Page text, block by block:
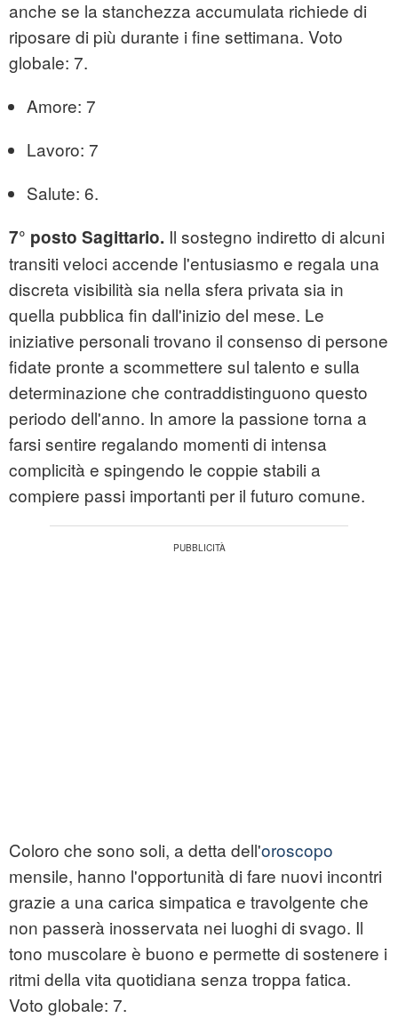
anche se la stanchezza accumulata richiede di
riposare di più durante i fine settimana. Voto
globale: 7.
Amore: 7
Lavoro: 7
Salute: 6.
7° posto Sagittario. Il sostegno indiretto di alcuni
transiti veloci accende l'entusiasmo e regala una
discreta visibilità sia nella sfera privata sia in
quella pubblica fin dall'inizio del mese. Le
iniziative personali trovano il consenso di persone
fidate pronte a scommettere sul talento e sulla
determinazione che contraddistinguono questo
periodo dell'anno. In amore la passione torna a
farsi sentire regalando momenti di intensa
complicità e spingendo le coppie stabili a
compiere passi importanti per il futuro comune.
Coloro che sono soli, a detta dell'oroscopo
mensile, hanno l'opportunità di fare nuovi incontri
grazie a una carica simpatica e travolgente che
non passerà inosservata nei luoghi di svago. Il
tono muscolare è buono e permette di sostenere i
ritmi della vita quotidiana senza troppa fatica.
Voto globale: 7.